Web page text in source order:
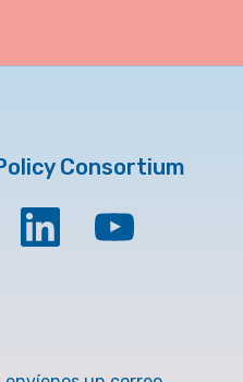
Consortium